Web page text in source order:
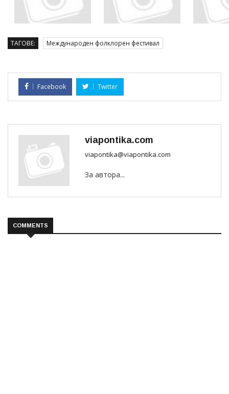
ТАГОВЕ: Международен фолклорен фестивал
Facebook Twitter
viapontika.com
viapontika@viapontika.com
За автора...
COMMENTS